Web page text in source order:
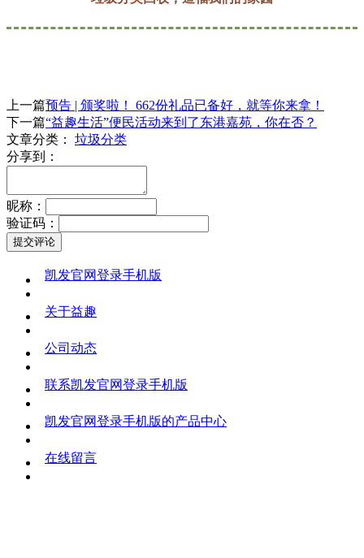
上一篇预告 | 颁奖啦！ 662份礼品已备好，就等你来拿！
下一篇“益趣生活”便民活动来到了东港嘉苑，你在否？
文章分类：
垃圾分类
分享到：
昵称：
验证码：
凯发官网登录手机版
关于益趣
公司动态
联系凯发官网登录手机版
凯发官网登录手机版的产品中心
在线留言